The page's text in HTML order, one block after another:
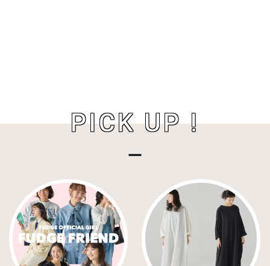
PICK UP !